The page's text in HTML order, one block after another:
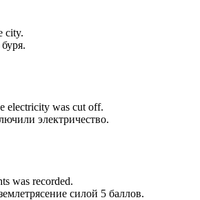
city.
electricity was cut off.
электричество.
was recorded.
силой 5 баллов.